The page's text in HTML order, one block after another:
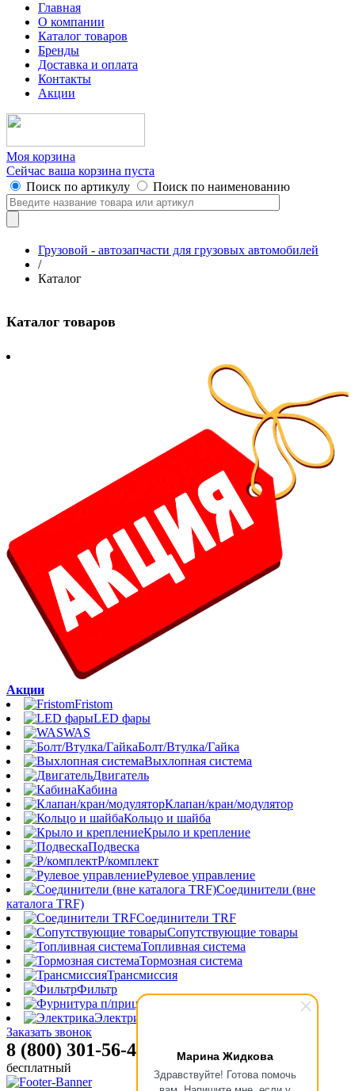
Марина Жидкова
Здравствуйте! Готова помочь
Главная
О компании
Каталог товаров
Бренды
Доставка и оплата
Контакты
Акции
Моя корзина
Сейчас ваша корзина пуста
Поиск по артикулу
Поиск по наименованию
Грузовой - автозапчасти для грузовых автомобилей
/
Каталог
Каталог товаров
Акции
Fristom
LED фары
WAS
Болт/Втулка/Гайка
Выхлопная система
Двигатель
Кабина
Клапан/кран/модулятор
Кольцо и шайба
Крыло и крепление
Подвеска
Р/комплект
Рулевое управление
Соединители (вне
каталога TRF)
Соединители TRF
Сопутствующие товары
Топливная система
Тормозная система
Трансмиссия
Фильтр
Электрика
Заказать звонок
8 (800) 301-56-47
бесплатный